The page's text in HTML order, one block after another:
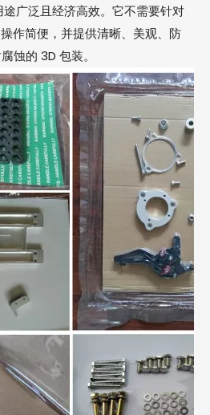
广泛且经济高效。它不需要针对
作简便，并提供清晰、美观、防
蚀的 3D 包装。